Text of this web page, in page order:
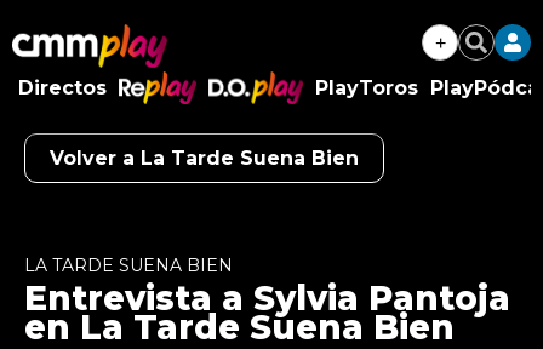
+ Buscar
Directos
RePlay
D.O.Play
PlayToros
Volver a La Tarde Suena Bien
Algo salió mal.
Try again
LA TARDE SUENA BIEN
Entrevista a Sylvia Pantoja
en La Tarde Suena Bien